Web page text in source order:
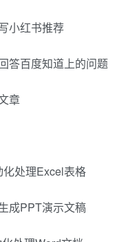
小红书推荐
答百度知道上的问题
章
处理Excel表格
成PPT演示文稿